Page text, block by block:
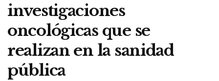
investigaciones
oncológicas que se
realizan en la sanidad
pública